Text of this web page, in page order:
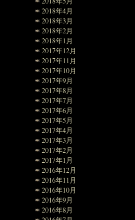
2018年4月
2018年3月
2018年2月
2018年1月
2017年12月
2017年11月
2017年10月
2017年9月
2017年8月
2017年7月
2017年6月
2017年5月
2017年4月
2017年3月
2017年2月
2017年1月
2016年12月
2016年11月
2016年10月
2016年9月
2016年8月